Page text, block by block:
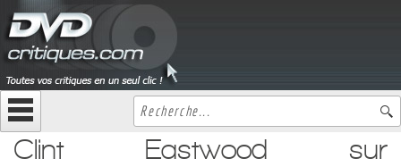
Clint Eastwood sur